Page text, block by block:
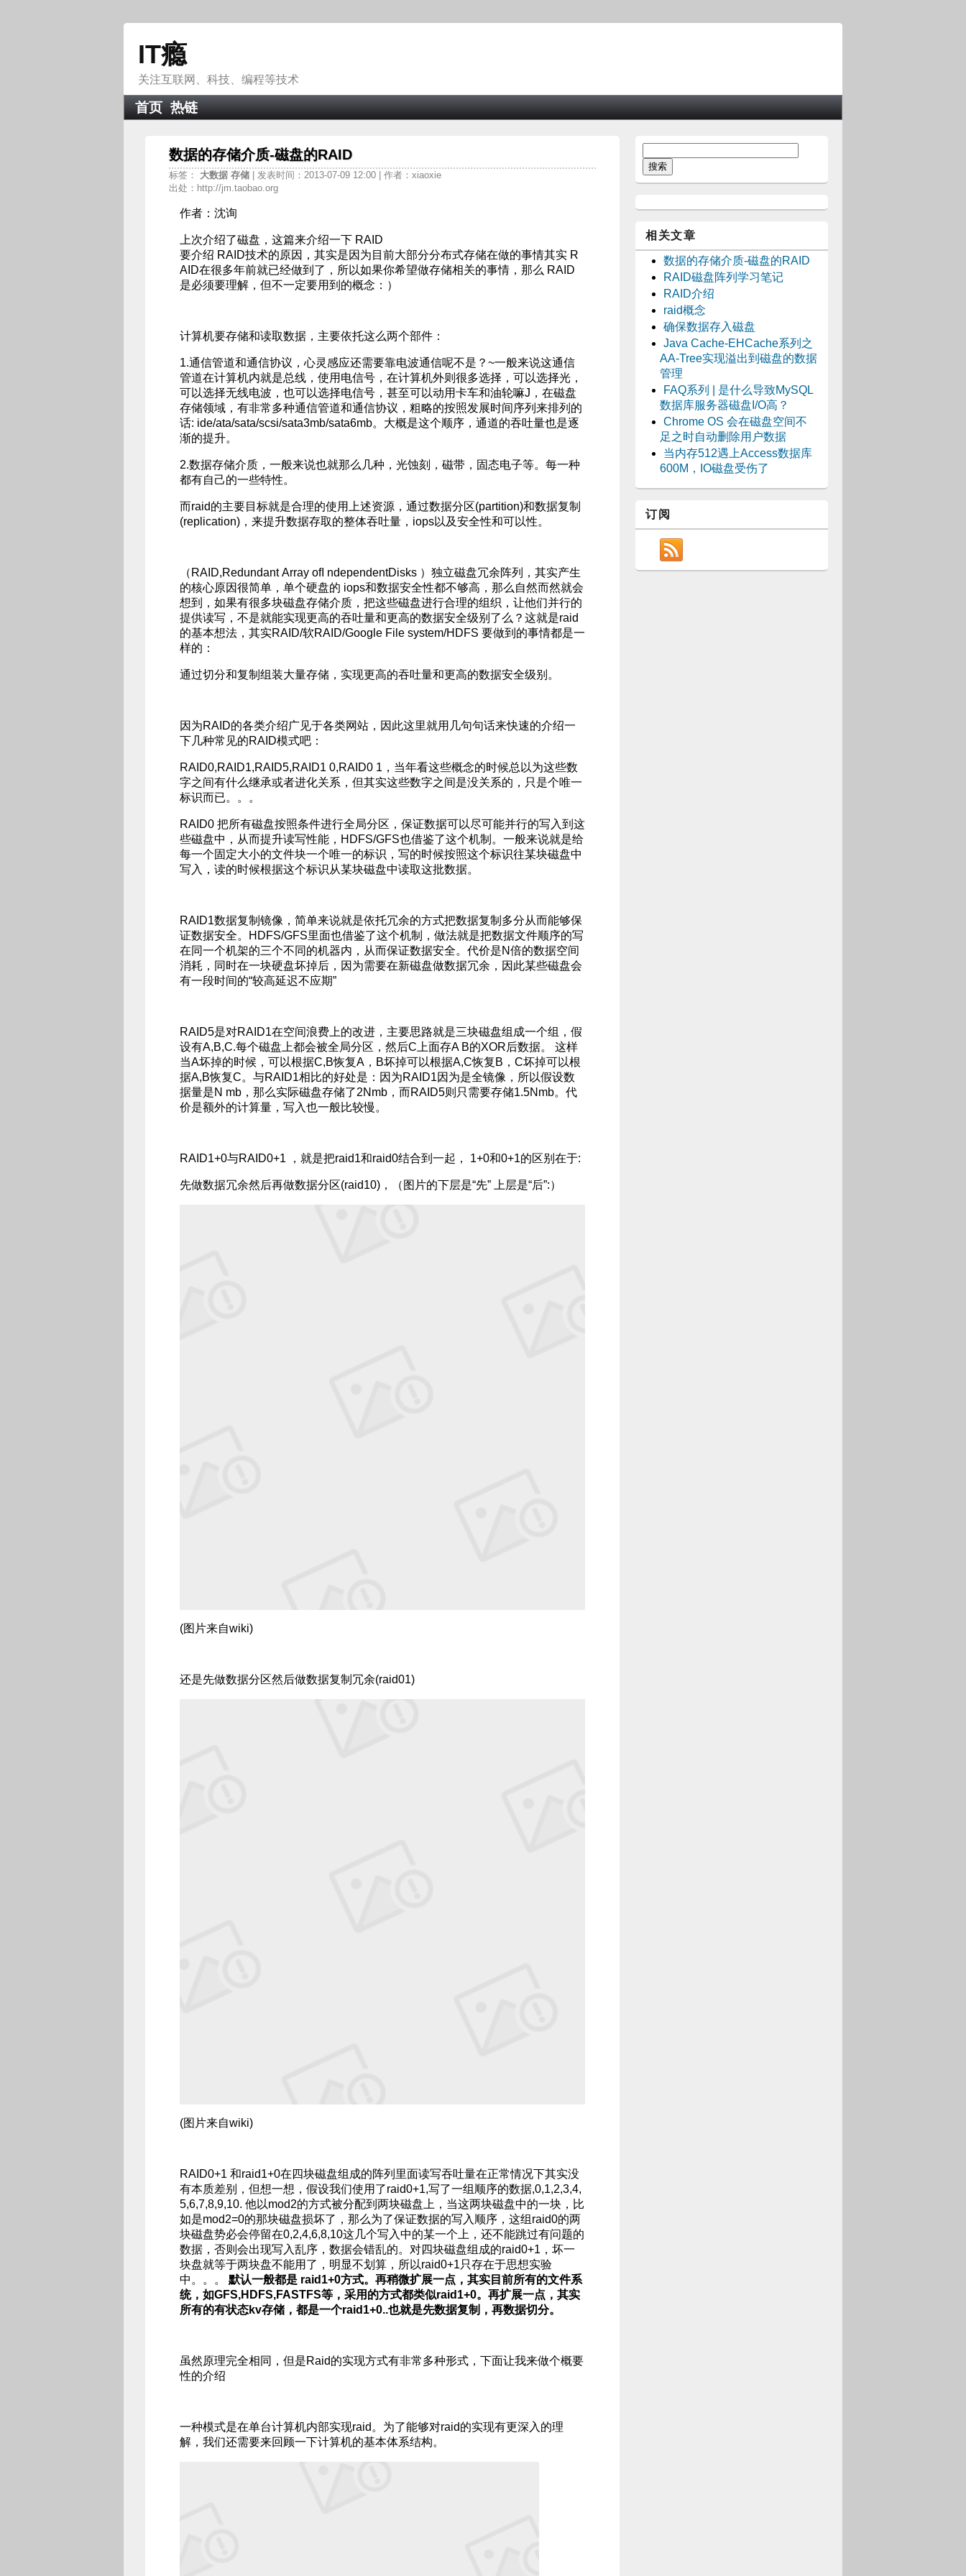
IT瘾
关注互联网、科技、编程等技术
首页 热链
数据的存储介质-磁盘的RAID
标签： 大数据 存储
| 发表时间：2013-07-09 12:00 | 作者：xiaoxie
出处：http://jm.taobao.org
作者：沈询
上次介绍了磁盘，这篇来介绍一下 RAID
要介绍 RAID技术的原因，其实是因为目前大部分分布式存储在做的事情其实 R
AID在很多年前就已经做到了，所以如果你希望做存储相关的事情，那么 RAID
是必须要理解，但不一定要用到的概念：）
计算机要存储和读取数据，主要依托这么两个部件：
1.通信管道和通信协议，心灵感应还需要靠电波通信呢不是？~一般来说这通信
管道在计算机内就是总线，使用电信号，在计算机外则很多选择，可以选择光，
可以选择无线电波，也可以选择电信号，甚至可以动用卡车和油轮嘛J，在磁盘
存储领域，有非常多种通信管道和通信协议，粗略的按照发展时间序列来排列的
话: ide/ata/sata/scsi/sata3mb/sata6mb。大概是这个顺序，通道的吞吐量也是逐
渐的提升。
2.数据存储介质，一般来说也就那么几种，光蚀刻，磁带，固态电子等。每一种
都有自己的一些特性。
而raid的主要目标就是合理的使用上述资源，通过数据分区(partition)和数据复制
(replication)，来提升数据存取的整体吞吐量，iops以及安全性和可以性。
（RAID,Redundant Array ofI ndependentDisks ）独立磁盘冗余阵列，其实产生
的核心原因很简单，单个硬盘的 iops和数据安全性都不够高，那么自然而然就会
想到，如果有很多块磁盘存储介质，把这些磁盘进行合理的组织，让他们并行的
提供读写，不是就能实现更高的吞吐量和更高的数据安全级别了么？这就是raid
的基本想法，其实RAID/软RAID/Google File system/HDFS 要做到的事情都是一
样的：
通过切分和复制组装大量存储，实现更高的吞吐量和更高的数据安全级别。
因为RAID的各类介绍广见于各类网站，因此这里就用几句句话来快速的介绍一
下几种常见的RAID模式吧：
RAID0,RAID1,RAID5,RAID1 0,RAID0 1，当年看这些概念的时候总以为这些数
字之间有什么继承或者进化关系，但其实这些数字之间是没关系的，只是个唯一
标识而已。。。
RAID0 把所有磁盘按照条件进行全局分区，保证数据可以尽可能并行的写入到这
些磁盘中，从而提升读写性能，HDFS/GFS也借鉴了这个机制。一般来说就是给
每一个固定大小的文件块一个唯一的标识，写的时候按照这个标识往某块磁盘中
写入，读的时候根据这个标识从某块磁盘中读取这批数据。
RAID1数据复制镜像，简单来说就是依托冗余的方式把数据复制多分从而能够保
证数据安全。HDFS/GFS里面也借鉴了这个机制，做法就是把数据文件顺序的写
在同一个机架的三个不同的机器内，从而保证数据安全。代价是N倍的数据空间
消耗，同时在一块硬盘坏掉后，因为需要在新磁盘做数据冗余，因此某些磁盘会
有一段时间的“较高延迟不应期”
RAID5是对RAID1在空间浪费上的改进，主要思路就是三块磁盘组成一个组，假
设有A,B,C.每个磁盘上都会被全局分区，然后C上面存A B的XOR后数据。 这样
当A坏掉的时候，可以根据C,B恢复A，B坏掉可以根据A,C恢复B，C坏掉可以根
据A,B恢复C。与RAID1相比的好处是：因为RAID1因为是全镜像，所以假设数
据量是N mb，那么实际磁盘存储了2Nmb，而RAID5则只需要存储1.5Nmb。代
价是额外的计算量，写入也一般比较慢。
RAID1+0与RAID0+1 ，就是把raid1和raid0结合到一起， 1+0和0+1的区别在于:
先做数据冗余然后再做数据分区(raid10)，（图片的下层是“先” 上层是“后”:）
(图片来自wiki)
还是先做数据分区然后做数据复制冗余(raid01)
(图片来自wiki)
RAID0+1 和raid1+0在四块磁盘组成的阵列里面读写吞吐量在正常情况下其实没
有本质差别，但想一想，假设我们使用了raid0+1,写了一组顺序的数据,0,1,2,3,4,
5,6,7,8,9,10. 他以mod2的方式被分配到两块磁盘上，当这两块磁盘中的一块，比
如是mod2=0的那块磁盘损坏了，那么为了保证数据的写入顺序，这组raid0的两
块磁盘势必会停留在0,2,4,6,8,10这几个写入中的某一个上，还不能跳过有问题的
数据，否则会出现写入乱序，数据会错乱的。对四块磁盘组成的raid0+1，坏一
块盘就等于两块盘不能用了，明显不划算，所以raid0+1只存在于思想实验
中。。。 默认一般都是 raid1+0方式。再稍微扩展一点，其实目前所有的文件系
统，如GFS,HDFS,FASTFS等，采用的方式都类似raid1+0。再扩展一点，其实
所有的有状态kv存储，都是一个raid1+0..也就是先数据复制，再数据切分。
虽然原理完全相同，但是Raid的实现方式有非常多种形式，下面让我来做个概要
性的介绍
一种模式是在单台计算机内部实现raid。为了能够对raid的实现有更深入的理
解，我们还需要来回顾一下计算机的基本体系结构。
相关文章
数据的存储介质-磁盘的RAID
RAID磁盘阵列学习笔记
RAID介绍
raid概念
确保数据存入磁盘
Java Cache-EHCache系列之
AA-Tree实现溢出到磁盘的数据
管理
FAQ系列 | 是什么导致MySQL
数据库服务器磁盘I/O高？
Chrome OS 会在磁盘空间不
足之时自动删除用户数据
当内存512遇上Access数据库
600M，IO磁盘受伤了
订阅